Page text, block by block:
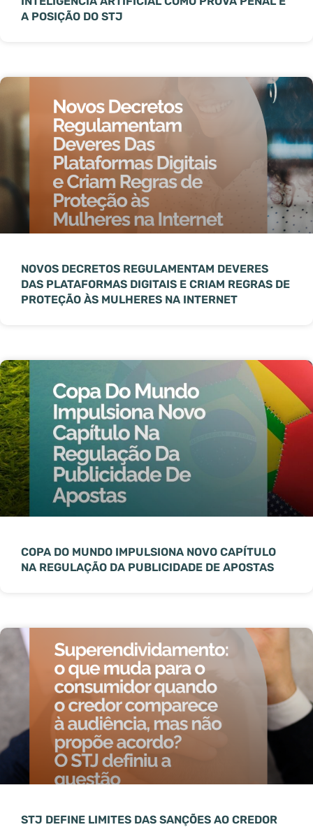
A POSIÇÃO DO STJ
NOVOS DECRETOS REGULAMENTAM DEVERES
DAS PLATAFORMAS DIGITAIS E CRIAM REGRAS DE
PROTEÇÃO ÀS MULHERES NA INTERNET
COPA DO MUNDO IMPULSIONA NOVO CAPÍTULO
NA REGULAÇÃO DA PUBLICIDADE DE APOSTAS
STJ DEFINE LIMITES DAS SANÇÕES AO CREDOR